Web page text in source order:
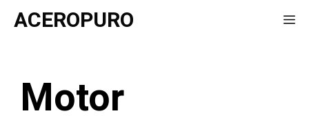
Saltar
ACEROPURO
Motor